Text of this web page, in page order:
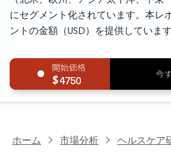
にセグメント化されています。本レ
ントの金額（USD）を提供しています
4750
ホーム 市場分析 ヘルスケア